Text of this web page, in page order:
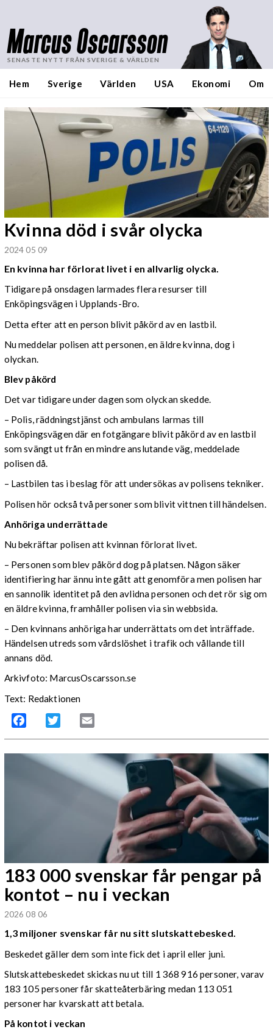
Marcus Oscarsson
SENASTE NYTT FRÅN SVERIGE & VÄRLDEN
Hem Sverige Världen USA Ekonomi Om
Kvinna död i svår olycka
2024 05 09
En kvinna har förlorat livet i en allvarlig olycka.
Tidigare på onsdagen larmades flera resurser till
Enköpingsvägen i Upplands-Bro.
Detta efter att en person blivit påkörd av en lastbil.
Nu meddelar polisen att personen, en äldre kvinna, dog i
olyckan.
Blev påkörd
Det var tidigare under dagen som olyckan skedde.
– Polis, räddningstjänst och ambulans larmas till
Enköpingsvägen där en fotgängare blivit påkörd av en lastbil
som svängt ut från en mindre anslutande väg, meddelade
polisen då.
– Lastbilen tas i beslag för att undersökas av polisens tekniker.
Polisen hör också två personer som blivit vittnen till händelsen.
Anhöriga underrättade
Nu bekräftar polisen att kvinnan förlorat livet.
– Personen som blev påkörd dog på platsen. Någon säker
identifiering har ännu inte gått att genomföra men polisen har
en sannolik identitet på den avlidna personen och det rör sig om
en äldre kvinna, framhåller polisen via sin webbsida.
– Den kvinnans anhöriga har underrättats om det inträffade.
Händelsen utreds som vårdslöshet i trafik och vållande till
annans död.
Arkivfoto: MarcusOscarsson.se
Text: Redaktionen
Facebook Twitter
183 000 svenskar får pengar på
kontot – nu i veckan
2026 08 06
1,3 miljoner svenskar får nu sitt slutskattebesked.
Beskedet gäller dem som inte fick det i april eller juni.
Slutskattebeskedet skickas nu ut till 1 368 916 personer, varav
183 105 personer får skatteåterbäring medan 113 051
personer har kvarskatt att betala.
På kontot i veckan